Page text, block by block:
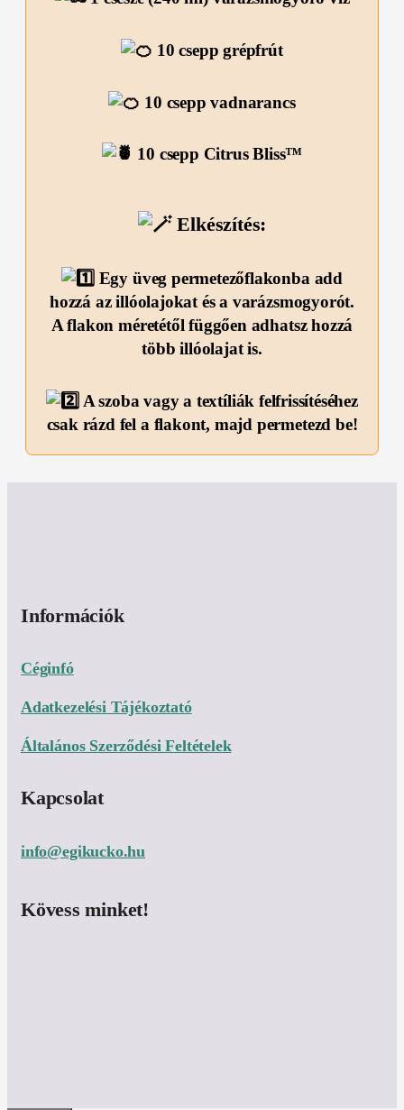
10 csepp grépfrút
10 csepp vadnarancs
10 csepp Citrus Bliss™
Elkészítés:
Egy üveg permetezőflakonba add
hozzá az illóolajokat és a varázsmogyorót.
A flakon méretétől függően adhatsz hozzá
több illóolajat is.
A szoba vagy a textíliák felfrissítéséhez
csak rázd fel a flakont, majd permetezd be!
Információk
Céginfó
Adatkezelési Tájékoztató
Általános Szerződési Feltételek
Kapcsolat
info@egikucko.hu
Kövess minket!